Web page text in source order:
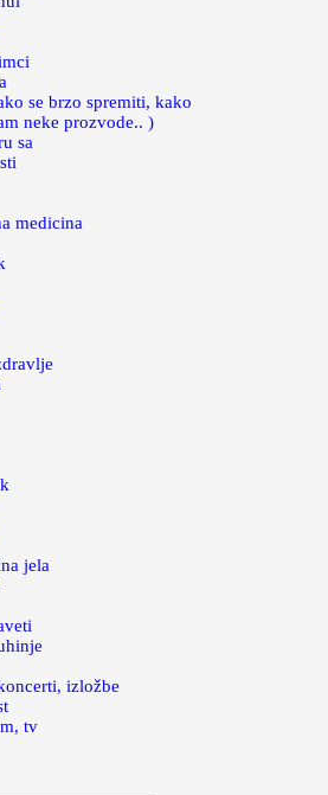
se brzo spremiti, kako
neke prozvode.. )
sa
medicina
jela
izložbe
tv